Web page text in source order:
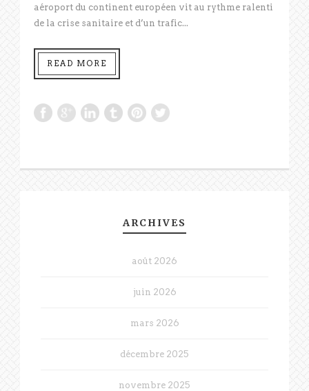
aéroport du continent européen vit au rythme ralenti
de la crise sanitaire et d’un trafic...
READ MORE
ARCHIVES
août 2026
juin 2026
mars 2026
décembre 2025
novembre 2025